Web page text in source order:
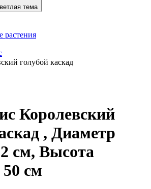
тема
растения
голубой каскад
Королевский
, Диаметр
см, Высота
см